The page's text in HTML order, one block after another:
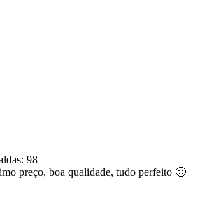
98
preço, boa qualidade, tudo perfeito 🙂